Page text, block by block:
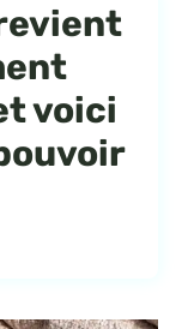
voici